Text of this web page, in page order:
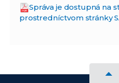
Správa je dostupná na
prostredníctvom stránky